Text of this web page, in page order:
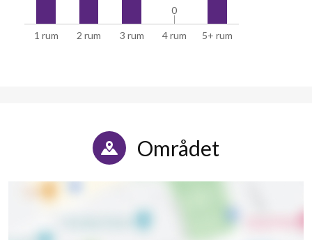
1 rum 2 rum 3 rum 4 rum 5+ rum
0
0
Området